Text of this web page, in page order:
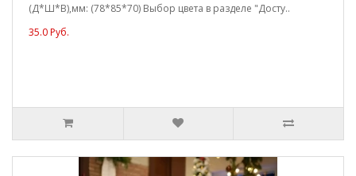
(Д*Ш*В),мм: (78*85*70) Выбор цвета в разделе "Досту..
35.0 Руб.